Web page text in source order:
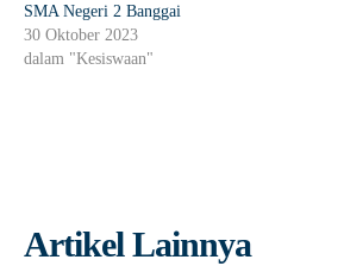
SMA Negeri 2 Banggai
30 Oktober 2023
dalam "Kesiswaan"
Artikel Lainnya